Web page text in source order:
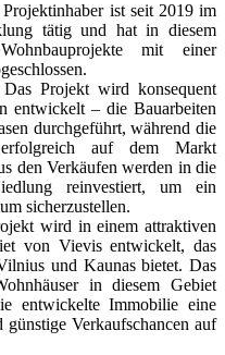
ist seit 2019 im
tätig und hat in diesem
mit einer
Das Projekt wird konsequent
entwickelt – die Bauarbeiten
durchgeführt, während die
erfolgreich auf dem Markt
den Verkäufen werden in die
reinvestiert, um ein
sicherzustellen.
wird in einem attraktiven
von Vievis entwickelt, das
und Kaunas bietet. Das
in diesem Gebiet
entwickelte Immobilie eine
Verkaufschancen auf